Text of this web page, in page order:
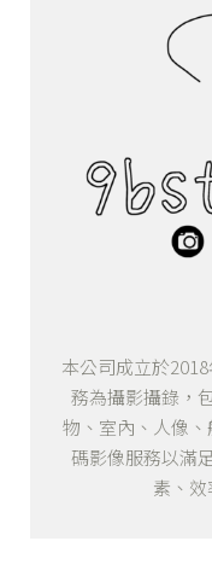
本公司成立於
務為攝影攝錄，
物、室內、人像
碼影像服務以滿
素、效